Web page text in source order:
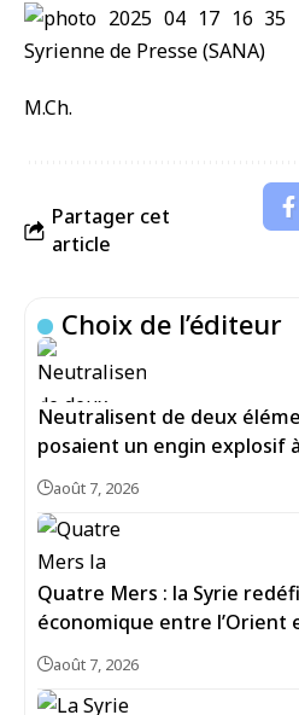
M.Ch.
Partager cet
article
Choix de l’éditeur
Neutralisent de deux
posaient un engin explosif
août 7, 2026
Quatre Mers : la Syrie
économique entre l’Orient
août 7, 2026